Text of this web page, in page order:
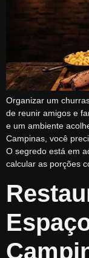
Organizar um
de reunir amigos e
e um ambiente
Campinas, você
O segredo está em
calcular as porções